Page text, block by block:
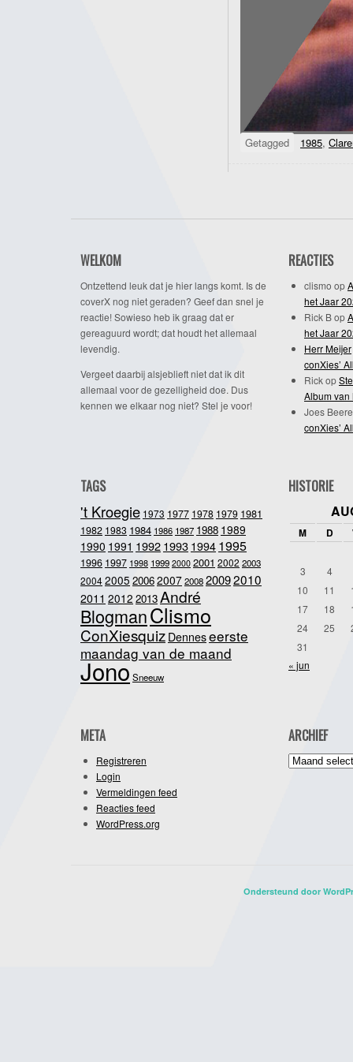
Getagged 1985,
WELKOM
Ontzettend leuk dat je hier langs komt. Is de
coverX nog niet geraden? Geef dan snel je
reactie! Sowieso heb ik graag dat er
gereaguurd wordt; dat houdt het allemaal
levendig.
Vergeet daarbij alsjeblieft niet dat ik dit
allemaal voor de gezelligheid doe. Dus
kennen we elkaar nog niet? Stel je voor!
REACTIES
clismo op
het Jaar
Rick Bop
het Jaar
Herr Meijer
conXies’
Rickop
Album van
Joes
conXies’
TAGS
't Kroegie 1973 1977 1978 1979 1981
1982 1983 1984 1986 1987 1988 1989
1990 1991 19921993 1994 1995
1996 1997 1998 1999 2000 2001 2002 2003
20042005 20062007200820092010
2011 2012 2013André
BlogmanClismo
ConXiesquiz Denneseerste
maandag van de maand
JonoSneeuw
HISTORIE
M D
3
4
10
11
17
18
24
25
31
« jun
META
Registreren
Login
Vermeldingen feed
Reacties feed
WordPress.org
ARCHIEF
Archief
Ondersteund door